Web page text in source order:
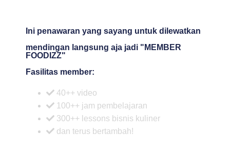
Ini penawaran yang sayang untuk dilewatkan
mendingan langsung aja jadi "MEMBER
FOODIZZ"
Fasilitas member:
40++ video
100++ jam pembelajaran
300++ lessons bisnis kuliner
dan terus bertambah!